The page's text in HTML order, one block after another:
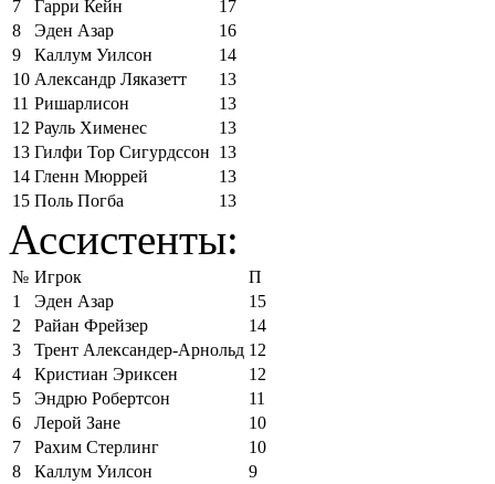
7
Гарри Кейн
17
8
Эден Азар
16
9
Каллум Уилсон
14
10 Александр Ляказетт
13
11 Ришарлисон
13
12 Рауль Хименес
13
13 Гилфи Тор Сигурдссон 13
14 Гленн Мюррей
13
15 Поль Погба 13
Ассистенты:
№ Игрок
П
1
Эден Азар
15
2
Райан Фрейзер
14
3
Трент Александер-Арнольд 12
4
Кристиан Эриксен
12
5
Эндрю Робертсон
11
6
Лерой Зане
10
7
Рахим Стерлинг
10
8
Каллум Уилсон
9